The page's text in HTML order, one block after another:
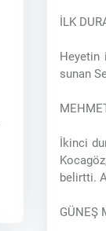
İLK
Heyetin
sunan
İkinci
belirtti.
GÜNEŞ